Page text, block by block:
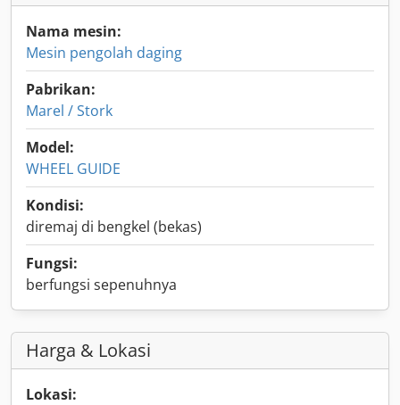
Nama mesin:
Mesin pengolah daging
Pabrikan:
Marel / Stork
Model:
WHEEL GUIDE
Kondisi:
diremaj di bengkel (bekas)
Fungsi:
berfungsi sepenuhnya
Harga & Lokasi
Lokasi: